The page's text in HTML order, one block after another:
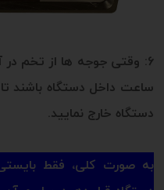
ساعت داخل دستگاه باشند
دستگاه خارج نمایید.
به صورت کلی، فقط